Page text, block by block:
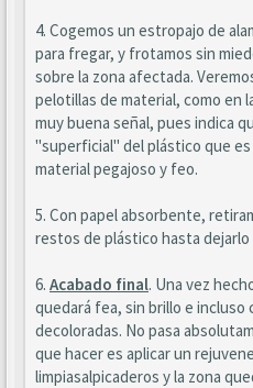
4. Cogemos un estropajo de
para fregar, y frotamos sin
sobre la zona afectada.
pelotillas de material, como en
muy buena señal, pues indica
"superficial" del plástico que
material pegajoso y feo.
5. Con papel absorbente,
restos de plástico hasta dejarlo
6. Acabado final. Una vez
quedará fea, sin brillo e incluso
decoloradas. No pasa
que hacer es aplicar un
limpiasalpicaderos y la zona